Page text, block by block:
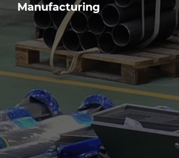
Manufacturing